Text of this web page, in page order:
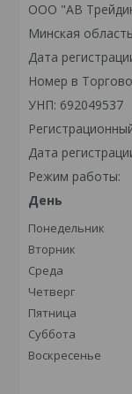
ООО "АВ
Минская
Дата
Номер в
УНП: 692049537
Дата
Режим работы:
День
Понедельник
Вторник
Среда
Четверг
Пятница
Суббота
Воскресенье